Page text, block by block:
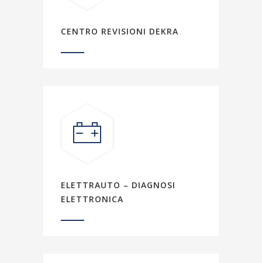
CENTRO REVISIONI DEKRA
ELETTRAUTO – DIAGNOSI
ELETTRONICA